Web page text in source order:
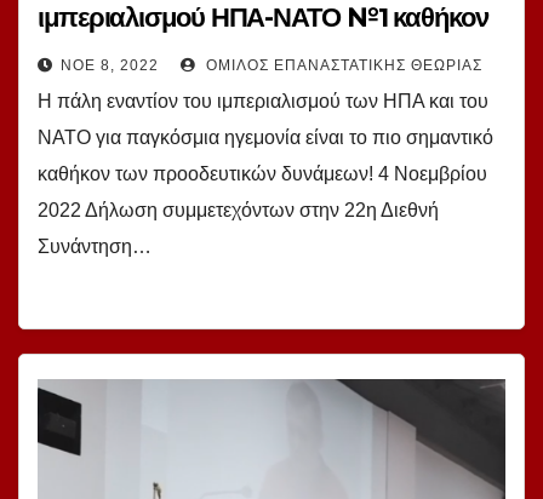
ιμπεριαλισμού ΗΠΑ-ΝΑΤΟ №1 καθήκον
των προοδευτικών δυνάμεων!
ΝΟΈ 8, 2022 ΌΜΙΛΟΣ ΕΠΑΝΑΣΤΑΤΙΚΉΣ ΘΕΩΡΊΑΣ
H πάλη εναντίον του ιμπεριαλισμού των ΗΠΑ και του
ΝΑΤΟ για παγκόσμια ηγεμονία είναι το πιο σημαντικό
καθήκον των προοδευτικών δυνάμεων! 4 Νοεμβρίου
2022 Δήλωση συμμετεχόντων στην 22η Διεθνή
Συνάντηση…